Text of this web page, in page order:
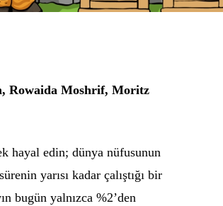
Rowaida Moshrif, Moritz
hayal edin; dünya nüfusunun
yarısı kadar çalıştığı bir
bugün yalnızca %2’den